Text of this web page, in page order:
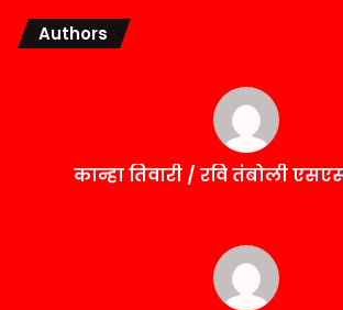
Authors
कान्हा तिवारी / रवि तंबोली